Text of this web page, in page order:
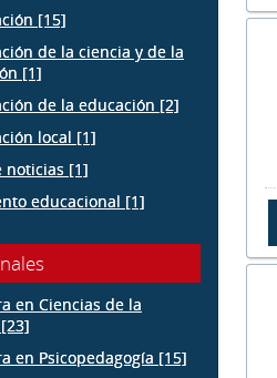
[15]
de la ciencia y de la
[1]
de la educación [2]
local [1]
noticias [1]
educacional [1]
en Ciencias de la
[23]
en Psicopedagogía [15]